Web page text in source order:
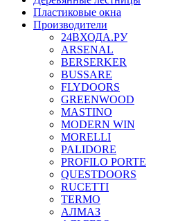
Пластиковые окна
Производители
24ВХОДА.РУ
ARSENAL
BERSERKER
BUSSARE
FLYDOORS
GREENWOOD
MASTINO
MODERN WIN
MORELLI
PALIDORE
PROFILO PORTE
QUESTDOORS
RUCETTI
TERMO
АЛМАЗ